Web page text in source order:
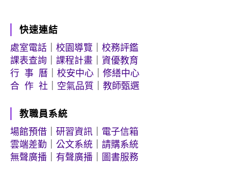
快速連結
處室電話
校園導覽
校務評鑑
課表查詢
課程計畫
資優教育
行 事 曆
校安中心
修繕中心
合 作 社
空氣品質 教師甄選
教職員系統
場館預借
研習資訊
電子信箱
雲端差勤
公文系統
請購系統
無聲廣播
有聲廣播 圖書服務